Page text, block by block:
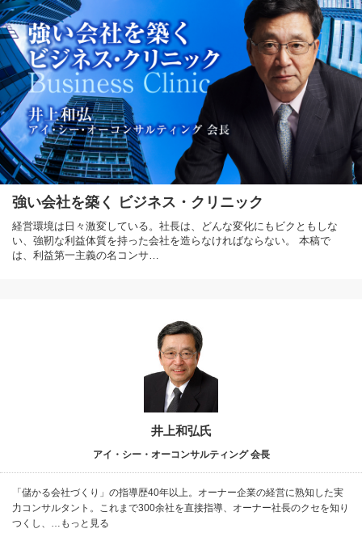
強い会社を築く ビジネス・クリニック
経営環境は日々激変している。社長は、どんな変化にもビクともしな
い、強靭な利益体質を持った会社を造らなければならない。 本稿で
は、利益第一主義の名コンサ…
井上和弘氏
アイ・シー・オーコンサルティング 会長
「儲かる会社づくり」の指導歴40年以上。オーナー企業の経営に熟知した実
力コンサルタント。これまで300余社を直接指導、オーナー社長のクセを知り
つくし、…もっと見る